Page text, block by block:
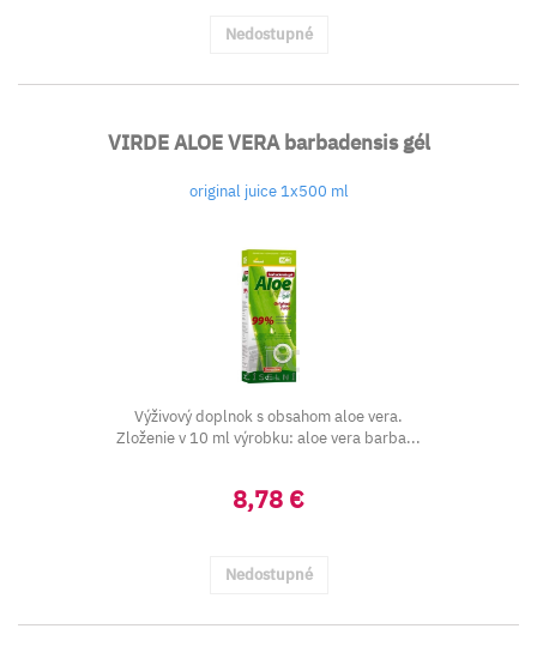
Nedostupné
VIRDE ALOE VERA barbadensis gél
original juice 1x500 ml
Výživový doplnok s obsahom aloe vera.
Zloženie v 10 ml výrobku: aloe vera barba...
8,78 €
Nedostupné